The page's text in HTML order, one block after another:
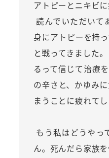
アトピーとニキビに
読んでいただいて
身にアトピーを持
と戦ってきました
るって信じて治療
の辛さと、かゆみ
まうことに疲れてし
もう私はどうやっ
ん。死んだら家族